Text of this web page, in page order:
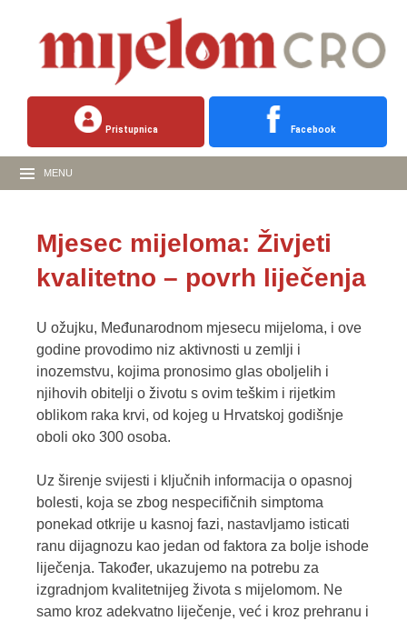
Pristupnica Facebook
MENU
Mjesec mijeloma: Živjeti
kvalitetno – povrh liječenja
U ožujku, Međunarodnom mjesecu mijeloma, i ove
godine provodimo niz aktivnosti u zemlji i
inozemstvu, kojima pronosimo glas oboljelih i
njihovih obitelji o životu s ovim teškim i rijetkim
oblikom raka krvi, od kojeg u Hrvatskoj godišnje
oboli oko 300 osoba.
Uz širenje svijesti i ključnih informacija o opasnoj
bolesti, koja se zbog nespecifičnih simptoma
ponekad otkrije u kasnoj fazi, nastavljamo isticati
ranu dijagnozu kao jedan od faktora za bolje ishode
liječenja. Također, ukazujemo na potrebu za
izgradnjom kvalitetnijeg života s mijelomom. Ne
samo kroz adekvatno liječenje, već i kroz prehranu i